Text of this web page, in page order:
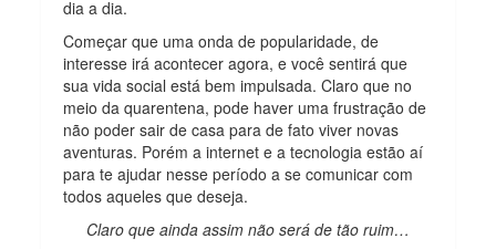
dia a dia.
Começar que uma onda de popularidade, de
interesse irá acontecer agora, e você sentirá que
sua vida social está bem impulsada. Claro que no
meio da quarentena, pode haver uma frustração de
não poder sair de casa para de fato viver novas
aventuras. Porém a internet e a tecnologia estão aí
para te ajudar nesse período a se comunicar com
todos aqueles que deseja.
Claro que ainda assim não será de tão ruim…